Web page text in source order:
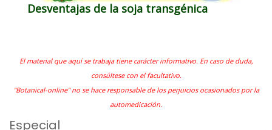
Desventajas de la soja transgénica
El material que aquí se trabaja tiene carácter informativo. En caso de duda,
consúltese con el facultativo.
"Botanical-online" no se hace responsable de los perjuicios ocasionados por la
automedicación.
Especial